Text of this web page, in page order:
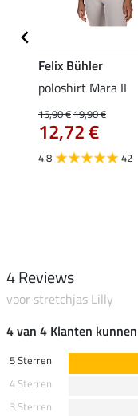
Felix Bühler
poloshirt Mara II
15,90 €19,90 €
12,72 €
4.8 42
4 Reviews
voor stretchjas Lilly
4 van 4 Klanten
5 Sterren
4 Sterren
3 Sterren